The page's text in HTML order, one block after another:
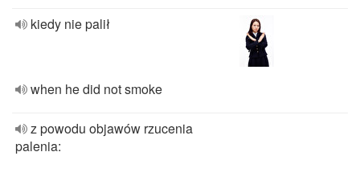
kiedy nie palił
when he did not smoke
z powodu objawów rzucenia
palenia: